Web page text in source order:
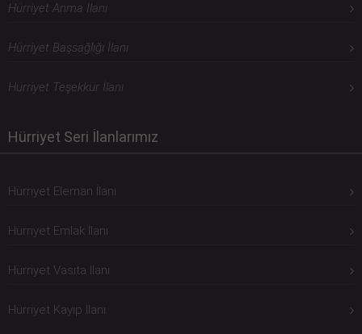
Hürriyet Anma İlanı
Hürriyet Başsağlığı İlanı
Hürriyet Teşekkür İlanı
Hürriyet Seri İlanlarımız
Hürriyet Eleman İlanı
Hürriyet Emlak İlanı
Hürriyet Vasıta İlanı
Hürriyet Kayıp İlanı